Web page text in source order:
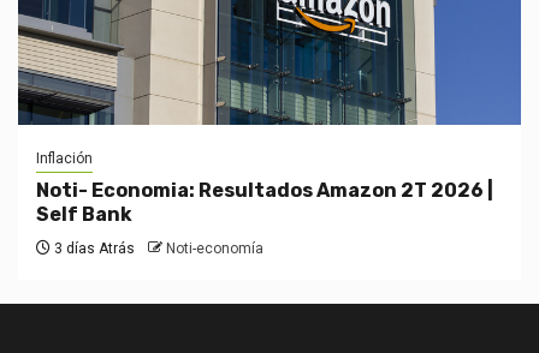
Inflación
Noti- Economia: Resultados Amazon 2T 2026 |
Self Bank
3 días Atrás Noti-economía